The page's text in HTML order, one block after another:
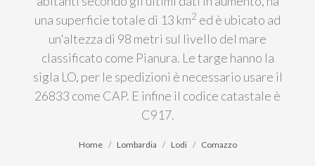
una superficie totale di 13 km2 ed è ubicato ad
un'altezza di 98 metri sul livello del mare
classificato come Pianura. Le targe hanno la
sigla LO, per le spedizioni è necessario usare il
26833 come CAP. E infine il codice catastale è
C917.
Home Lombardia Lodi Comazzo